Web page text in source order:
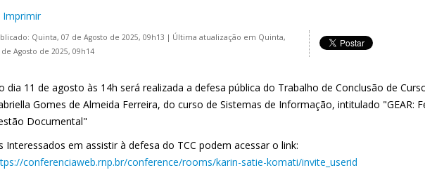
Imprimir
Quinta, 07 de Agosto de 2025, 09h13 | Última atualização em Quinta,
de Agosto de 2025, 09h14
dia 11 de agosto às 14h será realizada a defesa pública do Trabalho de Conclusão de
Gomes de Almeida Ferreira, do curso de Sistemas de Informação, intitulado "GEAR:
Documental"
Interessados em assistir à defesa do TCC podem acessar o link:
conferenciaweb.rnp.br/conference/rooms/karin-satie-komati/invite_userid